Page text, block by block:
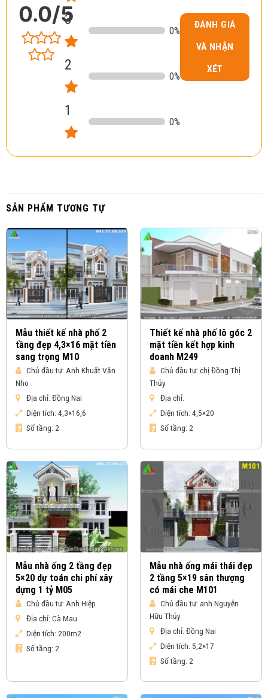
0.0/5
3
0%
2
0%
1
0%
ĐÁNH GIÁ
VÀ NHẬN
XÉT
SẢN PHẨM TƯƠNG TỰ
Mẫu thiết kế nhà phố 2
tầng đẹp 4,3×16 mặt tiền
sang trọng M10
Chủ đầu tư: Anh Khuất Văn
Nho
Địa chỉ: Đồng Nai
Diện tích: 4,3×16,6
Số tầng: 2
Thiết kế nhà phố lô góc 2
mặt tiền kết hợp kinh
doanh M249
Chủ đầu tư: chị Đồng Thị
Thủy
Địa chỉ:
Diện tích: 4,5×20
Số tầng: 2
Mẫu nhà ống 2 tầng đẹp
5×20 dự toán chi phí xây
dựng 1 tỷ M05
Chủ đầu tư: Anh Hiệp
Địa chỉ: Cà Mau
Diện tích: 200m2
Số tầng: 2
Mẫu nhà ống mái thái đẹp
2 tầng 5×19 sân thượng
có mái che M101
Chủ đầu tư: anh Nguyễn
Hữu Thủy
Địa chỉ: Đồng Nai
Diện tích: 5,2×17
Số tầng: 2